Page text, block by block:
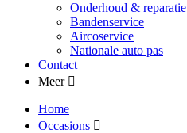
Onderhoud & reparatie
Bandenservice
Aircoservice
Nationale auto pas
Contact
Meer
Home
Occasions